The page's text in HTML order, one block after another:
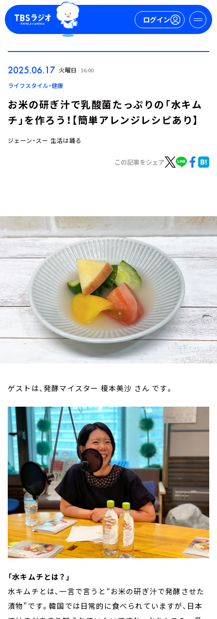
ログイン
ログイン
お知らせ
イベント・グッズ
YouTube
会社情報
2025.06.17 火曜日 16:00
ライフスタイル・健康
お米の研ぎ汁で乳酸菌たっぷりの「水キム
チ」を作ろう！【簡単アレンジレシピあり】
ジェーン・スー 生活は踊る
この記事をシェア
ゲストは、発酵マイスター 榎本美沙 さん です。
「水キムチとは？」
水キムチとは、一言で言うと“お米の研ぎ汁で発酵させた
漬物”です。韓国では日常的に食べられていますが、日本